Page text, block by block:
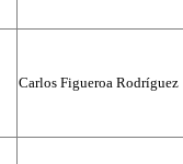
Carlos Figueroa Rodríguez